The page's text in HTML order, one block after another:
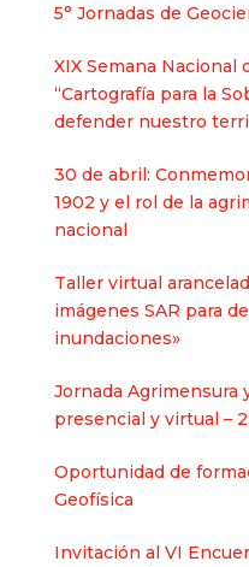
5° Jornadas de
XIX Semana Nacional
“Cartografía para la
defender nuestro
30 de abril:
1902 y el rol de la
nacional​
Taller virtual
imágenes SAR para
inundaciones»
Jornada Agrimensura
presencial y virtual –
Oportunidad de
Geofísica
Invitación al VI